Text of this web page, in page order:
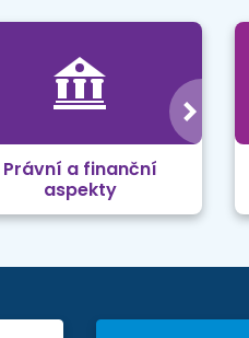
Právní a finanční
aspekty